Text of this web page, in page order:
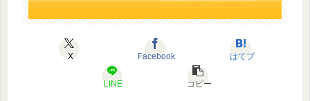
X Facebook はてブ
LINE コピー